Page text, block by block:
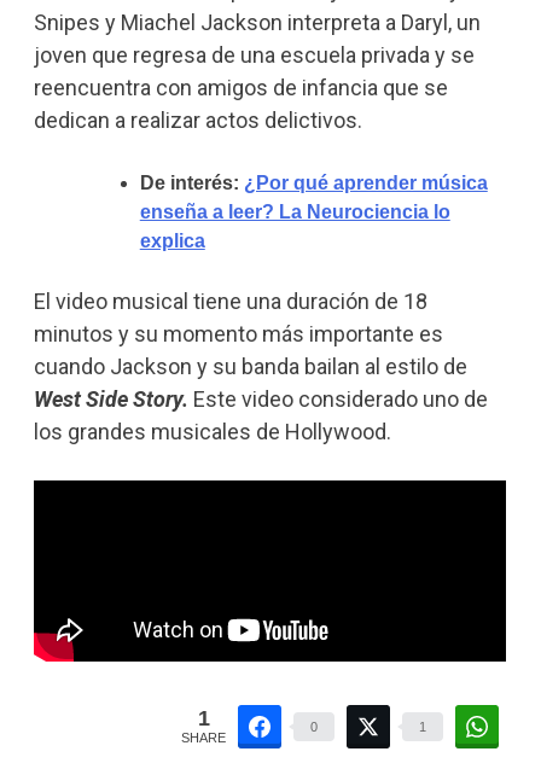
Snipes y Miachel Jackson interpreta a Daryl, un
joven que regresa de una escuela privada y se
reencuentra con amigos de infancia que se
dedican a realizar actos delictivos.
De interés: ¿Por qué aprender música
enseña a leer? La Neurociencia lo
explica
El video musical tiene una duración de 18
minutos y su momento más importante es
cuando Jackson y su banda bailan al estilo de
West Side Story. Este video considerado uno de
los grandes musicales de Hollywood.
1
SHARE
0 1